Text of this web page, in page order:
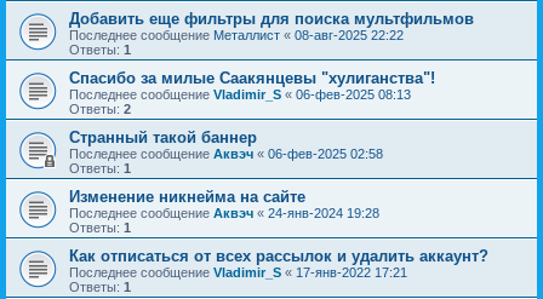
Добавить еще фильтры для поиска мультфильмов
Последнее сообщение Металлист « 08-авг-2025 22:22
Ответы: 1
Спасибо за милые Саакянцевы "хулиганства"!
Последнее сообщение Vladimir_S « 06-фев-2025 08:13
Ответы: 2
Странный такой баннер
Последнее сообщение Аквэч « 06-фев-2025 02:58
Ответы: 1
Изменение никнейма на сайте
Последнее сообщение Аквэч « 24-янв-2024 19:28
Ответы: 1
Как отписаться от всех рассылок и удалить аккаунт?
Последнее сообщение Vladimir_S « 17-янв-2022 17:21
Ответы: 1